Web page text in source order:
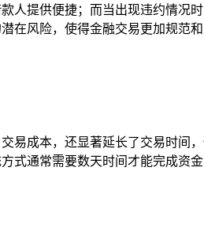
提供便捷；而当出现违约情况
在风险，使得金融交易更加规范和
成本，还显著延长了交易时间
通常需要数天时间才能完成资